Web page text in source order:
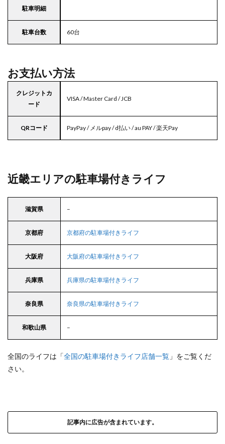
駐車明細
駐車台数 60台
お支払い方法
クレジットカ
ード
VISA / Master Card / JCB
QRコード PayPay / メルpay / d払い / au PAY / 楽天Pay
近畿エリアの駐車場付きライフ
滋賀県 –
京都府 京都府の駐車場付きライフ
大阪府 大阪府の駐車場付きライフ
兵庫県 兵庫県の駐車場付きライフ
奈良県 奈良県の駐車場付きライフ
和歌山県 –
全国のライフは「全国の駐車場付きライフ店舗一覧 」をご覧くだ
さい。
記事内に広告が含まれています。